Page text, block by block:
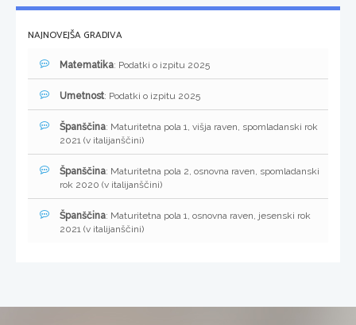
NAJNOVEJŠA GRADIVA
Matematika: Podatki o izpitu 2025
Umetnost: Podatki o izpitu 2025
Španščina: Maturitetna pola 1, višja raven, spomladanski rok
2021 (v italijanščini)
Španščina: Maturitetna pola 2, osnovna raven, spomladanski
rok 2020 (v italijanščini)
Španščina: Maturitetna pola 1, osnovna raven, jesenski rok
2021 (v italijanščini)